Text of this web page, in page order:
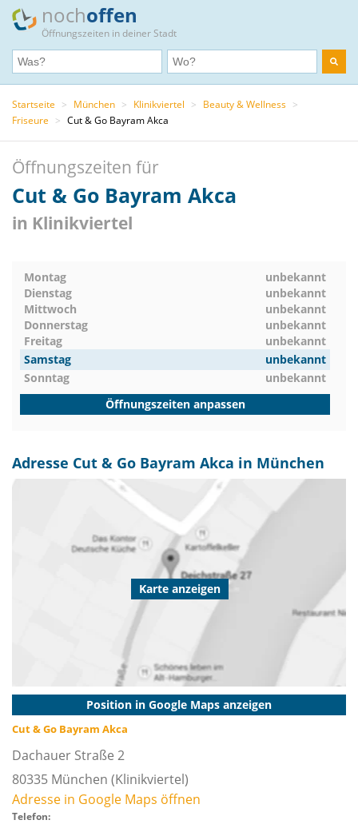
nochoffen
Öffnungszeiten in deiner Stadt
Startseite > München > Klinikviertel > Beauty & Wellness >
Friseure > Cut & Go Bayram Akca
Öffnungszeiten für
Cut & Go Bayram Akca
in Klinikviertel
Montag
unbekannt
Dienstag
unbekannt
Mittwoch
unbekannt
Donnerstag
unbekannt
Freitag
unbekannt
Samstag
unbekannt
Sonntag
unbekannt
Öffnungszeiten anpassen
Adresse Cut & Go Bayram Akca in München
Karte anzeigen
Position in Google Maps anzeigen
Cut & Go Bayram Akca
Dachauer Straße 2
80335 München (Klinikviertel)
Adresse in Google Maps öffnen
Telefon: